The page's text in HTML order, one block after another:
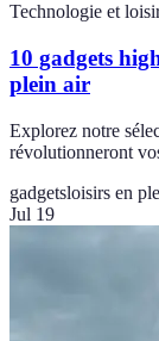
Technologie et
10 gadgets
plein air
Explorez notre
révolutionneront
gadgetsloisirs en
Jul 19